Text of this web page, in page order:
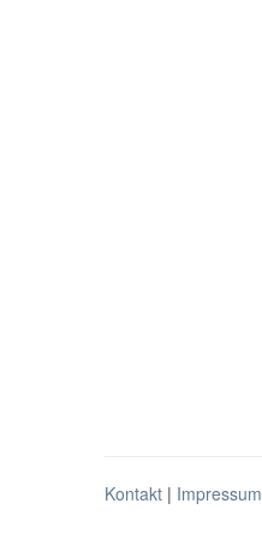
Kontakt | Impressum